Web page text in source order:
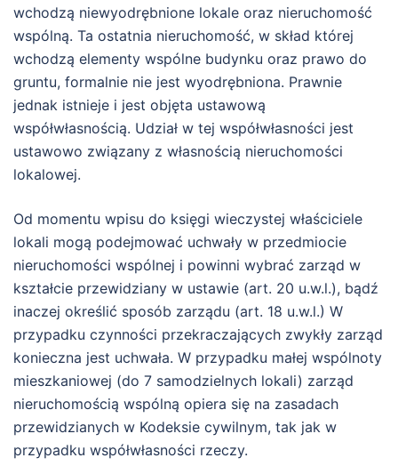
wchodzą niewyodrębnione lokale oraz nieruchomość
wspólną. Ta ostatnia nieruchomość, w skład której
wchodzą elementy wspólne budynku oraz prawo do
gruntu, formalnie nie jest wyodrębniona. Prawnie
jednak istnieje i jest objęta ustawową
współwłasnością. Udział w tej współwłasności jest
ustawowo związany z własnością nieruchomości
lokalowej.
Od momentu wpisu do księgi wieczystej właściciele
lokali mogą podejmować uchwały w przedmiocie
nieruchomości wspólnej i powinni wybrać zarząd w
kształcie przewidziany w ustawie (art. 20 u.w.l.), bądź
inaczej określić sposób zarządu (art. 18 u.w.l.) W
przypadku czynności przekraczających zwykły zarząd
konieczna jest uchwała. W przypadku małej wspólnoty
mieszkaniowej (do 7 samodzielnych lokali) zarząd
nieruchomością wspólną opiera się na zasadach
przewidzianych w Kodeksie cywilnym, tak jak w
przypadku współwłasności rzeczy.